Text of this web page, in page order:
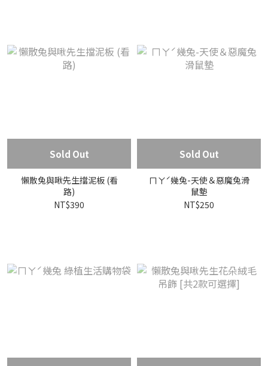
Sold Out
懶散兔與啾先生擋泥板 (看
路)
NT$390
Sold Out
ㄇㄚˊ幾兔-天使＆惡魔兔滑
鼠墊
NT$250